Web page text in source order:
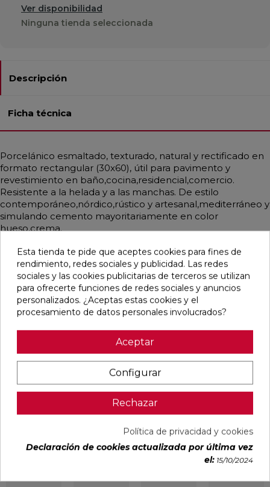
Ver disponibilidad
Ninguna tienda seleccionada
Descripción
Ficha técnica
Porcelánico esmaltado, texturado, natural y rectificado en
formato rectangular (30x60), útil para pavimento y
revestimiento en baño,cocina,residencial,comercio.
Resistente a la helada y a las manchas. De estilo
contemporáneo,nórdico,rústico y artesanal,mediterráneo y
simulando cemento mayoritariamente en color
hueso,crema.
Pensamos que te puede interesar
Ref:
STN
16,87 €
favorite
UNIQ MOON
RECTIFICADO
Ref:
Colorker
30,13 €
favorite
CONCEPT
Ref:
Colorker
32,07 €
favorite
Ref:
Colorker
PVP
32,07 €
/m²
Esta tienda te pide que aceptes cookies para fines de
rendimiento, redes sociales y publicidad. Las redes
sociales y las cookies publicitarias de terceros se utilizan
para ofrecerte funciones de redes sociales y anuncios
personalizados. ¿Aceptas estas cookies y el
procesamiento de datos personales involucrados?
Aceptar
Configurar
Rechazar
Política de privacidad y cookies
Declaración de cookies actualizada por última vez
el: 15/10/2024